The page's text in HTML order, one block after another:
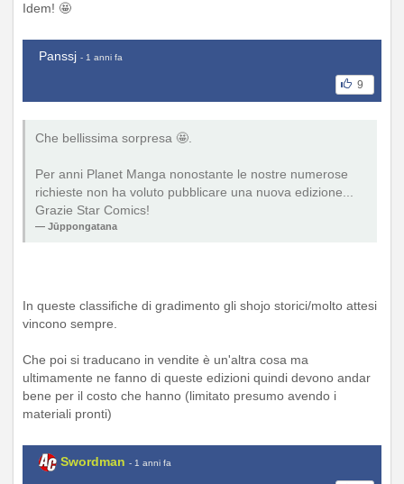
Idem! 🤩
Panssj - 1 anni fa
9
Che bellissima sorpresa 🤩.
Per anni Planet Manga nonostante le nostre numerose
richieste non ha voluto pubblicare una nuova edizione...
Grazie Star Comics!
Jūppongatana
In queste classifiche di gradimento gli shojo storici/molto attesi
vincono sempre.
Che poi si traducano in vendite è un'altra cosa ma
ultimamente ne fanno di queste edizioni quindi devono andar
bene per il costo che hanno (limitato presumo avendo i
materiali pronti)
Swordman - 1 anni fa